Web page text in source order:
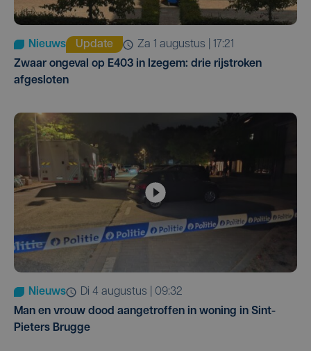
Nieuws Update
za 1 augustus | 17:21
Zwaar ongeval op E403 in Izegem: drie rijstroken
afgesloten
Nieuws
di 4 augustus | 09:32
Man en vrouw dood aangetroffen in woning in Sint-
Pieters Brugge